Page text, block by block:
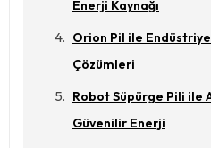
Enerji Kaynağı
Orion Pil ile
Çözümleri
Robot Süpürge Pili ile
Güvenilir Enerji